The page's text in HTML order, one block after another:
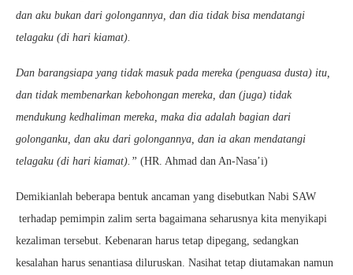
dan aku bukan dari golongannya, dan dia tidak bisa mendatangi
telagaku (di hari kiamat).
Dan barangsiapa yang tidak masuk pada mereka (penguasa dusta) itu,
dan tidak membenarkan kebohongan mereka, dan (juga) tidak
mendukung kedhaliman mereka, maka dia adalah bagian dari
golonganku, dan aku dari golongannya, dan ia akan mendatangi
telagaku (di hari kiamat).” (HR. Ahmad dan An-Nasa’i)
Demikianlah beberapa bentuk ancaman yang disebutkan Nabi SAW
terhadap pemimpin zalim serta bagaimana seharusnya kita menyikapi
kezaliman tersebut. Kebenaran harus tetap dipegang, sedangkan
kesalahan harus senantiasa diluruskan. Nasihat tetap diutamakan namun